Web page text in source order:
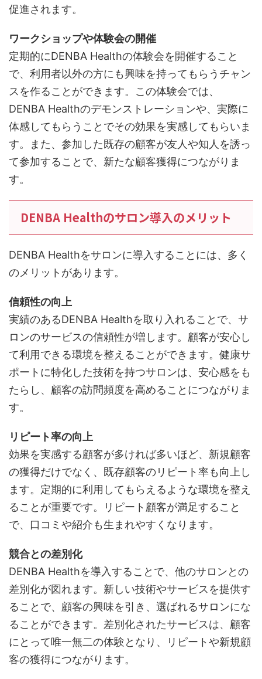
促進されます。
ワークショップや体験会の開催
定期的にDENBA Healthの体験会を開催すること
で、利用者以外の方にも興味を持ってもらうチャン
スを作ることができます。この体験会では、
DENBA Healthのデモンストレーションや、実際に
体感してもらうことでその効果を実感してもらいま
す。また、参加した既存の顧客が友人や知人を誘っ
て参加することで、新たな顧客獲得につながりま
す。
DENBA Healthのサロン導入のメリット
DENBA Healthをサロンに導入することには、多く
のメリットがあります。
信頼性の向上
実績のあるDENBA Healthを取り入れることで、サ
ロンのサービスの信頼性が増します。顧客が安心し
て利用できる環境を整えることができます。健康サ
ポートに特化した技術を持つサロンは、安心感をも
たらし、顧客の訪問頻度を高めることにつながりま
す。
リピート率の向上
効果を実感する顧客が多ければ多いほど、新規顧客
の獲得だけでなく、既存顧客のリピート率も向上し
ます。定期的に利用してもらえるような環境を整え
ることが重要です。リピート顧客が満足すること
で、口コミや紹介も生まれやすくなります。
競合との差別化
DENBA Healthを導入することで、他のサロンとの
差別化が図れます。新しい技術やサービスを提供す
ることで、顧客の興味を引き、選ばれるサロンにな
ることができます。差別化されたサービスは、顧客
にとって唯一無二の体験となり、リピートや新規顧
客の獲得につながります。